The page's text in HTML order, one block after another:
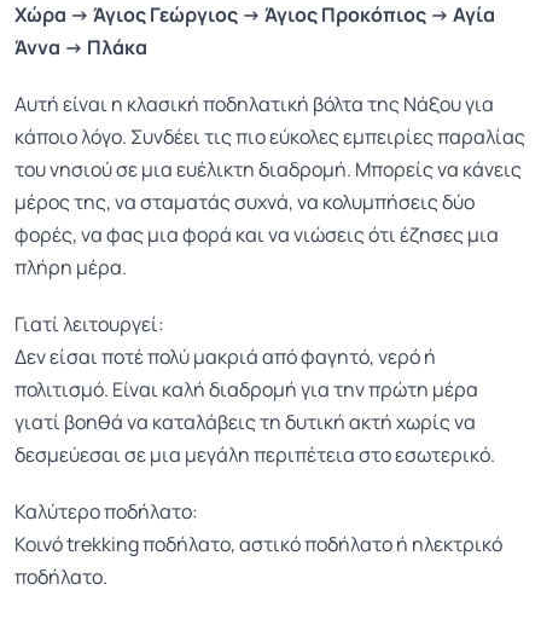
Χώρα → Άγιος Γεώργιος → Άγιος Προκόπιος → Αγία
Άννα → Πλάκα
Αυτή είναι η κλασική ποδηλατική βόλτα της Νάξου για
κάποιο λόγο. Συνδέει τις πιο εύκολες εμπειρίες παραλίας
του νησιού σε μια ευέλικτη διαδρομή. Μπορείς να κάνεις
μέρος της, να σταματάς συχνά, να κολυμπήσεις δύο
φορές, να φας μια φορά και να νιώσεις ότι έζησες μια
πλήρη μέρα.
Γιατί λειτουργεί:
Δεν είσαι ποτέ πολύ μακριά από φαγητό, νερό ή
πολιτισμό. Είναι καλή διαδρομή για την πρώτη μέρα
γιατί βοηθά να καταλάβεις τη δυτική ακτή χωρίς να
δεσμεύεσαι σε μια μεγάλη περιπέτεια στο εσωτερικό.
Καλύτερο ποδήλατο:
Κοινό trekking ποδήλατο, αστικό ποδήλατο ή ηλεκτρικό
ποδήλατο.